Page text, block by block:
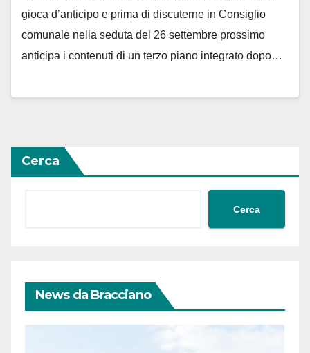
gioca d’anticipo e prima di discuterne in Consiglio
comunale nella seduta del 26 settembre prossimo
anticipa i contenuti di un terzo piano integrato dopo…
Cerca
Cerca
News da Bracciano